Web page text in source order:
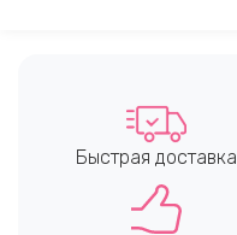
Быстрая доставка